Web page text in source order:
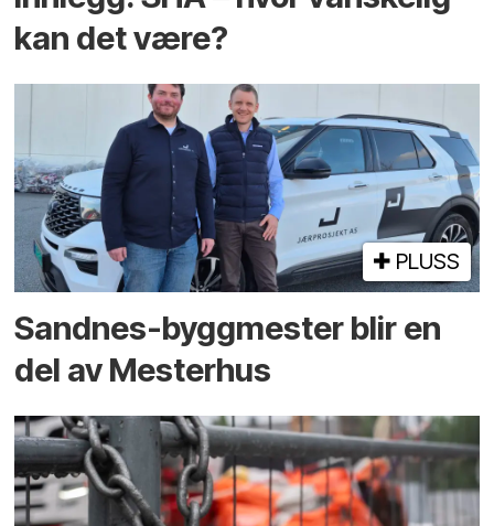
kan det være?
PLUSS
Sandnes-byggmester blir en
del av Mesterhus